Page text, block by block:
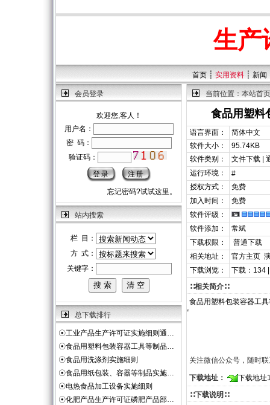
生产
首页 ┊ 实用资料 ┊ 新闻
会员登录
欢迎您,客人！
用户名：
密 码：
验证码：
忘记密码?试试这里。
站内搜索
栏 目：
方 式：
关键字：
总下载排行
☉工业产品生产许可证实施细则通…
☉食品用塑料包装容器工具等制品…
☉食品用洗涤剂实施细则
☉食品用纸包装、容器等制品实施…
☉电热食品加工设备实施细则
☉化肥产品生产许可证磷肥产品部…
当前位置： 本站首页
食品用塑料
语言界面：
简体中文
软件大小：
95.74KB
软件类别：
文件下载 |
运行环境：
#
授权方式：
免费
加入时间：
免费
软件评级：
软件添加：
常斌
下载权限：
普通下载
相关地址：
官方主页
下载浏览：
下载：134
∷相关简介∷
食品用塑料包装容器工
关注微信公众号，随时
下载地址：
下载地址
∷下载说明∷